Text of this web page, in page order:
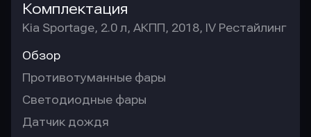
Комплектация
Kia Sportage, 2.0 л, АКПП, 2018, IV Рестайлинг
Обзор
Противотуманные фары
Светодиодные фары
Датчик дождя